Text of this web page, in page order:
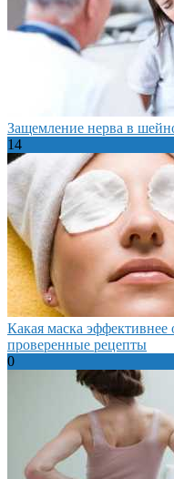
Защемление нерва в
14
Какая маска эффективнее
проверенные рецепты
0